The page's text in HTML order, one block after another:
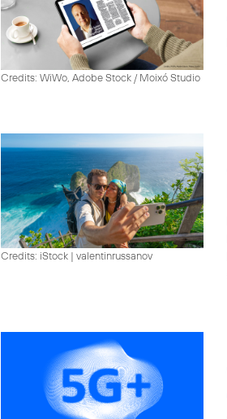
Credits: WiWo, Adobe Stock / Moixó Studio
Credits: iStock | valentinrussanov